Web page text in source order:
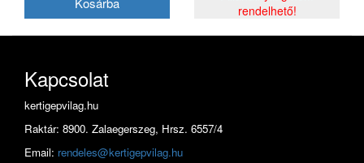
rendelhető!
Kapcsolat
kertigepvilag.hu
Raktár: 8900. Zalaegerszeg, Hrsz. 6557/4
Email: rendeles@kertigepvilag.hu